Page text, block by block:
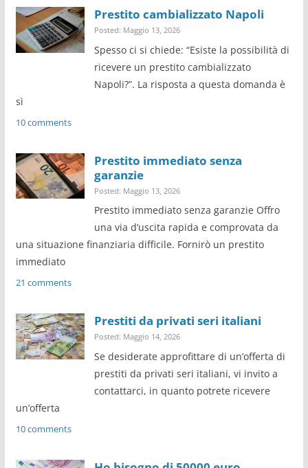
Prestito cambializzato Napoli
Posted: Maggio 13, 2026
Spesso ci si chiede: “Esiste la possibilità di
ricevere un prestito cambializzato
Napoli?”. La risposta a questa domanda è
sì
10 comments
Prestito immediato senza
garanzie
Posted: Maggio 13, 2026
Prestito immediato senza garanzie Offro
una via d’uscita rapida e comprovata da
una situazione finanziaria difficile. Fornirò un prestito
immediato
21 comments
Prestiti da privati seri italiani
Posted: Maggio 14, 2026
Se desiderate approfittare di un’offerta di
prestiti da privati seri italiani, vi invito a
contattarci, in quanto potrete ricevere
un’offerta
10 comments